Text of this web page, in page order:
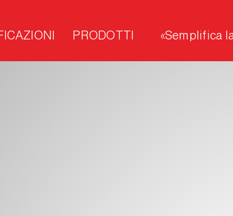
PRODOTTI «Semplifica